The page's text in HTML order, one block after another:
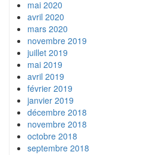
mai 2020
avril 2020
mars 2020
novembre 2019
juillet 2019
mai 2019
avril 2019
février 2019
janvier 2019
décembre 2018
novembre 2018
octobre 2018
septembre 2018